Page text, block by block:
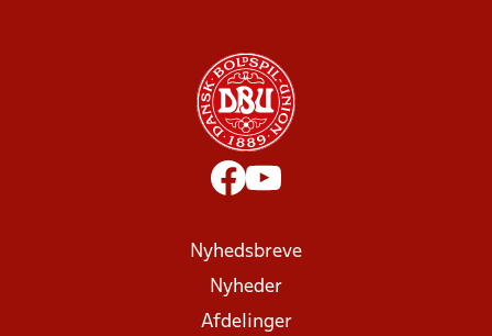
Nyhedsbreve
Nyheder
Afdelinger